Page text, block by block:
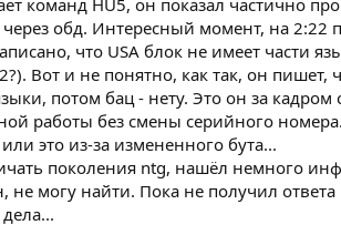
обд. Интересный момент, на
что USA блок не имеет части
Вот и не понятно, как так, он пишет,
потом бац - нету. Это он за
работы без смены серийного
это из-за измененного бута...
поколения ntg, нашёл немного
могу найти. Пока не получил ответа